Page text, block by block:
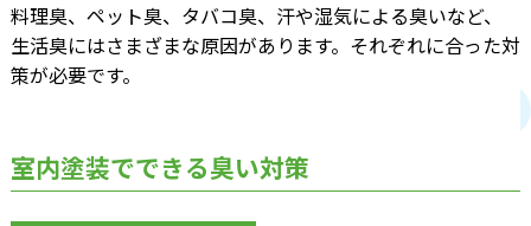
料理臭、ペット臭、タバコ臭、汗や湿気による臭いなど、
生活臭にはさまざまな原因があります。それぞれに合った対
策が必要です。
室内塗装でできる臭い対策